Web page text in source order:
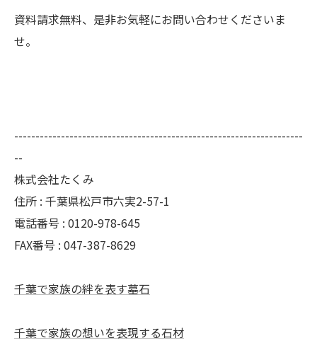
資料請求無料、是非お気軽にお問い合わせくださいま
せ。
--------------------------------------------------------------------
--
株式会社たくみ
住所 : 千葉県松戸市六実2-57-1
電話番号 : 0120-978-645
FAX番号 : 047-387-8629
千葉で家族の絆を表す墓石
千葉で家族の想いを表現する石材